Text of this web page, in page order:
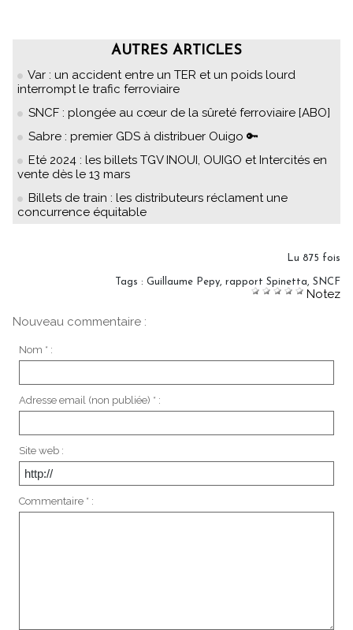
AUTRES ARTICLES
Var : un accident entre un TER et un poids lourd
interrompt le trafic ferroviaire
SNCF : plongée au cœur de la sûreté ferroviaire [ABO]
Sabre : premier GDS à distribuer Ouigo 🔑
Eté 2024 : les billets TGV INOUI, OUIGO et Intercités en
vente dès le 13 mars
Billets de train : les distributeurs réclament une
concurrence équitable
Lu 875 fois
Tags : Guillaume Pepy, rapport Spinetta, SNCF
Notez
Nouveau commentaire :
Nom * :
Adresse email (non publiée) * :
Site web :
Commentaire * :